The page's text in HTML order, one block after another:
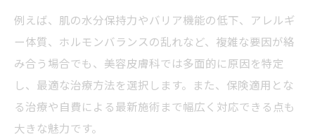
乾燥肌を潤す美容皮膚科の新しい治療法
美容皮膚科の先進技術で乾燥肌を根本改善
肌に潤いを与える美容皮膚科の最新アプロ
ーチ
美容皮膚科が提案する乾燥肌対策の新常識
例えば、肌の水分保持力やバリア機能の低下、アレルギ
ー体質、ホルモンバランスの乱れなど、複雑な要因が絡
み合う場合でも、美容皮膚科では多面的に原因を特定
し、最適な治療方法を選択します。また、保険適用とな
る治療や自費による最新施術まで幅広く対応できる点も
大きな魅力です。